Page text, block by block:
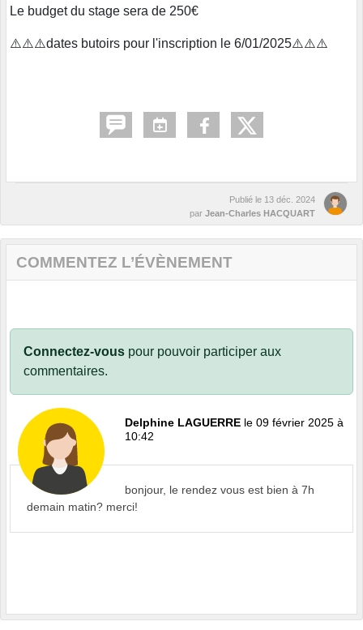
Le budget du stage sera de 250€
⚠️⚠️⚠️dates butoirs pour l'inscription le 6/01/2025⚠️⚠️⚠️
Publié le 13 déc. 2024
par Jean-Charles HACQUART
COMMENTEZ L’ÉVÈNEMENT
Connectez-vous pour pouvoir participer aux
commentaires.
Delphine LAGUERRE le 09 février 2025 à
10:42
bonjour, le rendez vous est bien à 7h
demain matin? merci!